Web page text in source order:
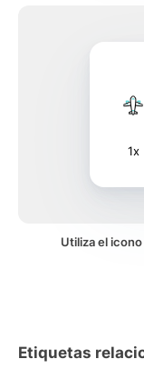
1x
Utiliza el
Etiquetas